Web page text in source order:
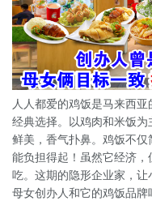
人人都爱的鸡饭是马来西
经典选择。以鸡肉和米饭
鲜美，香气扑鼻。鸡饭不
能负担得起！虽然它经济
吃。这期的隐形企业家，
母女创办人和它的鸡饭品牌